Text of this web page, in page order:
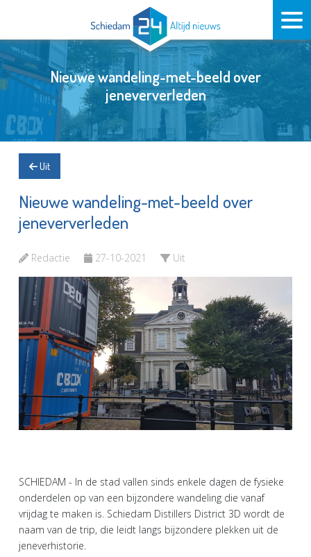
Nieuwe wandeling-met-beeld over
jeneververleden
Uit
Nieuwe wandeling-met-beeld over
jeneververleden
Redactie 27-10-2021 Uit
SCHIEDAM - In de stad vallen sinds enkele dagen de fysieke
onderdelen op van een bijzondere wandeling die vanaf
vrijdag te maken is. Schiedam Distillers District 3D wordt de
naam van de trip, die leidt langs bijzondere plekken uit de
jeneverhistorie.